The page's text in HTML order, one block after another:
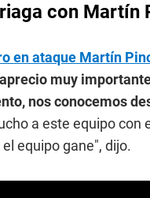
con Martín
en ataque Martín
muy
nos conocemos
a este equipo
equipo gane", dijo.